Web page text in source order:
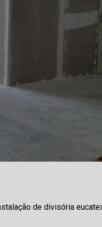
de divisória